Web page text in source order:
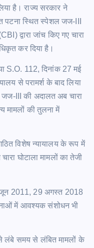
है। राज्य सरकार ने
पटना स्थित स्पेशल जज-III
द्वारा जांच किए गए चारा
कर दिया है।
S.O. 112, दिनांक 27 मई
से परामर्श के बाद लिया
III की अदालत अब चारा
मामलों की तुलना में
विशेष न्यायालय के रूप में
घोटाला मामलों का तेजी
2011, 29 अगस्त 2018
में आवश्यक संशोधन भी
लंबे समय से लंबित मामलों के